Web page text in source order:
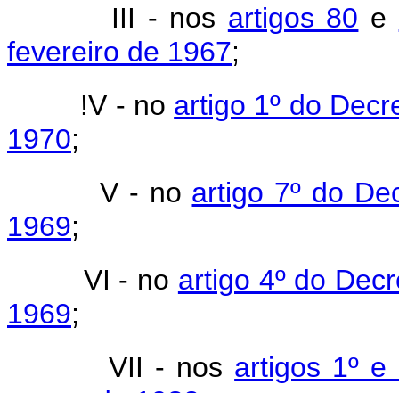
III - nos artigos 80 e
fevereiro de 1967;
!V - no artigo 1º do
1970;
V - no artigo 7º do
1969;
VI - no artigo 4º do
1969;
VII - nos artigos 1º